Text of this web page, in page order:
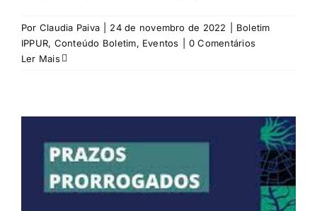
Por Claudia Paiva 24 de novembro de 2022
Boletim
IPPUR, Conteúdo Boletim, Eventos
0 Comentários
Ler Mais